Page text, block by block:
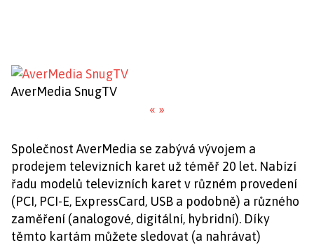
AverMedia SnugTV
« »
Společnost AverMedia se zabývá vývojem a
prodejem televizních karet už téměř 20 let. Nabízí
řadu modelů televizních karet v různém provedení
(PCI, PCI-E, ExpressCard, USB a podobně) a různého
zaměření (analogové, digitální, hybridní). Díky
těmto kartám můžete sledovat (a nahrávat)